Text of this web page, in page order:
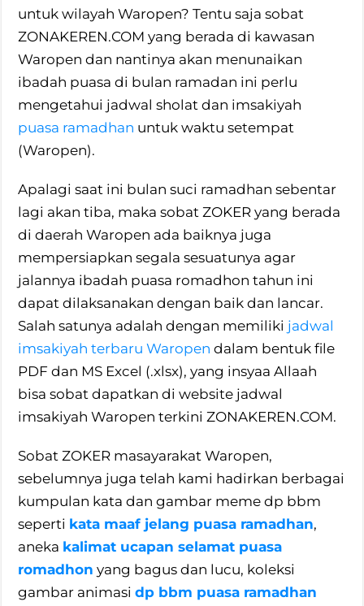
untuk wilayah Waropen? Tentu saja sobat
ZONAKEREN.COM yang berada di kawasan
Waropen dan nantinya akan menunaikan
ibadah puasa di bulan ramadan ini perlu
mengetahui jadwal sholat dan imsakiyah
puasa ramadhan untuk waktu setempat
(Waropen).
Apalagi saat ini bulan suci ramadhan sebentar
lagi akan tiba, maka sobat ZOKER yang berada
di daerah Waropen ada baiknya juga
mempersiapkan segala sesuatunya agar
jalannya ibadah puasa romadhon tahun ini
dapat dilaksanakan dengan baik dan lancar.
Salah satunya adalah dengan memiliki jadwal
imsakiyah terbaru Waropen dalam bentuk file
PDF dan MS Excel (.xlsx), yang insyaa Allaah
bisa sobat dapatkan di website jadwal
imsakiyah Waropen terkini ZONAKEREN.COM.
Sobat ZOKER masayarakat Waropen,
sebelumnya juga telah kami hadirkan berbagai
kumpulan kata dan gambar meme dp bbm
seperti kata maaf jelang puasa ramadhan,
aneka kalimat ucapan selamat puasa
romadhon yang bagus dan lucu, koleksi
gambar animasidp bbm puasa ramadhan